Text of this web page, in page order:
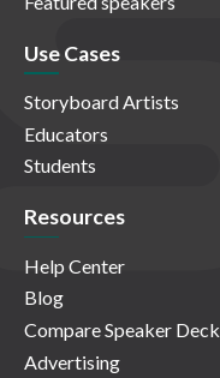
Use Cases
Storyboard Artists
Educators
Students
Resources
Help Center
Blog
Compare Speaker Deck
Advertising